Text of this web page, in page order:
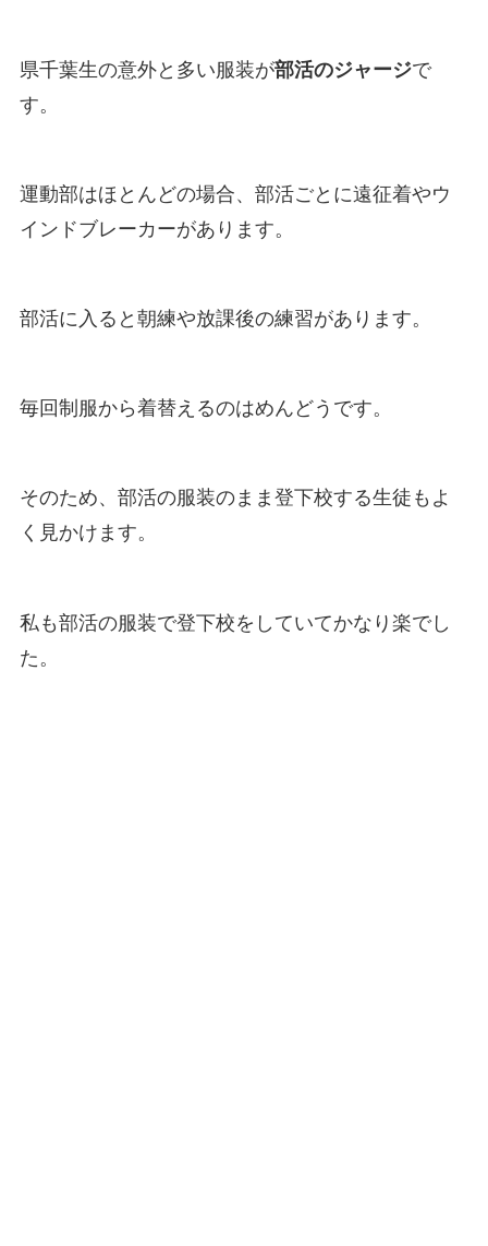
県千葉生の意外と多い服装が部活のジャージで
す。
運動部はほとんどの場合、部活ごとに遠征着やウ
インドブレーカーがあります。
部活に入ると朝練や放課後の練習があります。
毎回制服から着替えるのはめんどうです。
そのため、部活の服装のまま登下校する生徒もよ
く見かけます。
私も部活の服装で登下校をしていてかなり楽でし
た。